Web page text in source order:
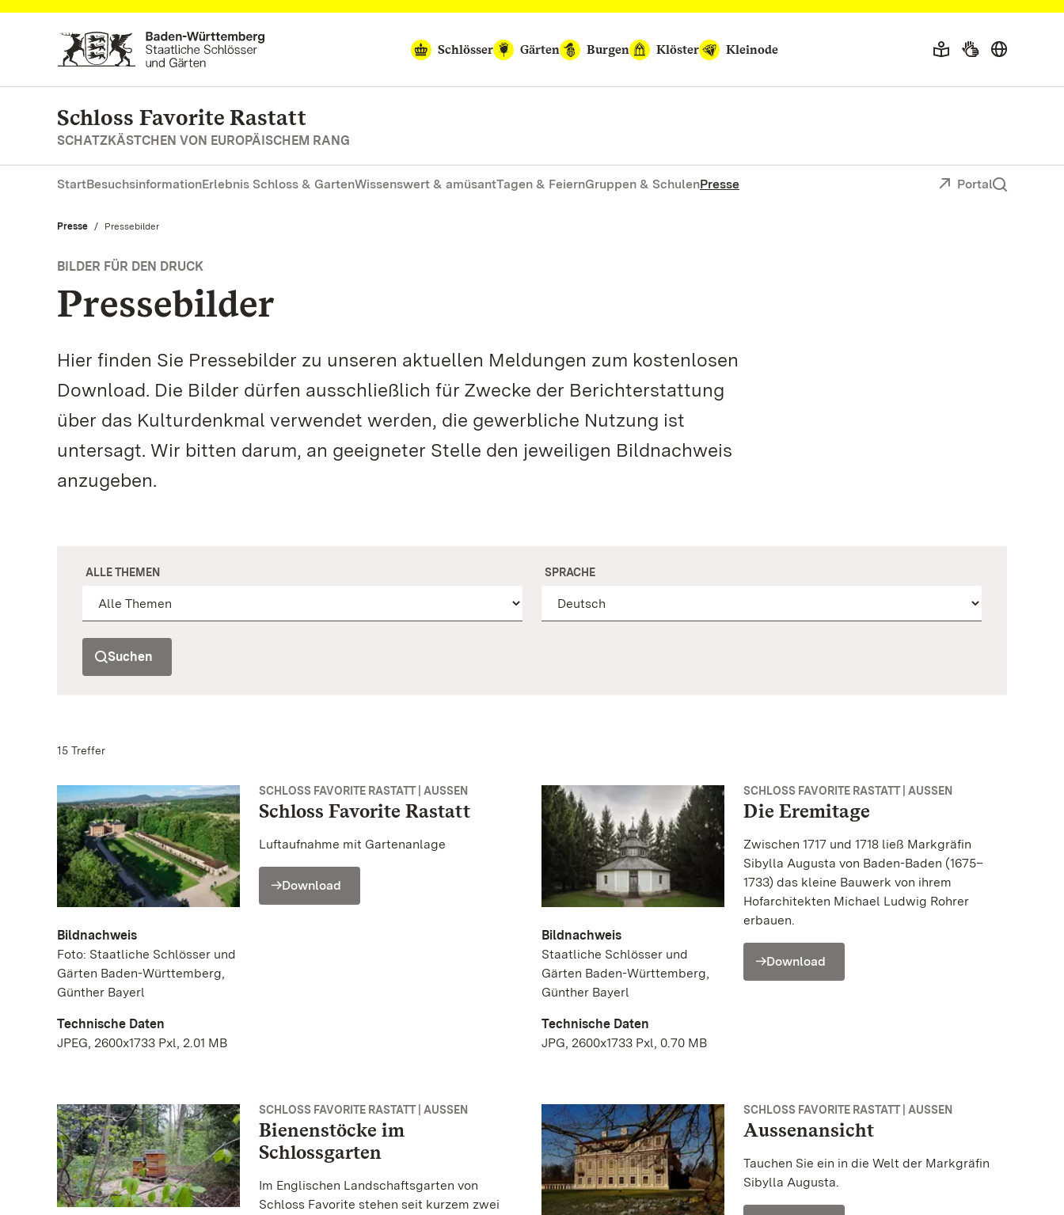
Zum Hauptinhalt springen
Schlösser
Gärten Burgen Klöster Kleinode
Schloss Favorite Rastatt
SCHATZKÄSTCHEN VON EUROPÄISCHEM RANG
StartBesuchsinformationErlebnis Schloss & GartenWissenswert & amüsantTagen & FeiernGruppen & SchulenPresse Portal
Presse Aktuell:
Pressebilder
BILDER FÜR DEN DRUCK
Pressebilder
Hier finden Sie Pressebilder zu unseren aktuellen Meldungen zum kostenlosen
Download. Die Bilder dürfen ausschließlich für Zwecke der Berichterstattung
über das Kulturdenkmal verwendet werden, die gewerbliche Nutzung ist
untersagt. Wir bitten darum, an geeigneter Stelle den jeweiligen Bildnachweis
anzugeben.
ALLE THEMEN SPRACHE
Suchen
15 Treffer
Bildnachweis
Foto: Staatliche Schlösser und
Gärten Baden-Württemberg,
Günther Bayerl
Technische Daten
JPEG, 2600x1733 Pxl, 2.01 MB
SCHLOSS FAVORITE RASTATT | AUSSEN
Schloss Favorite Rastatt
Luftaufnahme mit Gartenanlage
Download
Bildnachweis
Staatliche Schlösser und
Gärten Baden-Württemberg,
Günther Bayerl
Technische Daten
JPG, 2600x1733 Pxl, 0.70 MB
SCHLOSS FAVORITE RASTATT | AUSSEN
Die Eremitage
Zwischen 1717 und 1718 ließ Markgräfin
Sibylla Augusta von Baden-Baden (1675–
1733) das kleine Bauwerk von ihrem
Hofarchitekten Michael Ludwig Rohrer
erbauen.
Download
SCHLOSS FAVORITE RASTATT | AUSSEN
Bienenstöcke im
Schlossgarten
Im Englischen Landschaftsgarten von
Schloss Favorite stehen seit kurzem zwei
SCHLOSS FAVORITE RASTATT | AUSSEN
Aussenansicht
Tauchen Sie ein in die Welt der Markgräfin
Sibylla Augusta.